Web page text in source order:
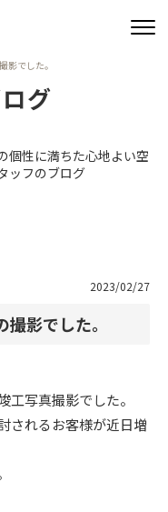
影でした。
グ
個性に満ちた心地よい空
ッフのブログ
2023/02/27
影でした。
写真撮影でした。
されるお客様が近日増